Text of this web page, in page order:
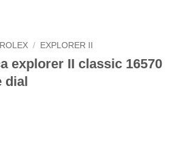
ROLEX / EXPLORER II
explorer II classic 16570
dial